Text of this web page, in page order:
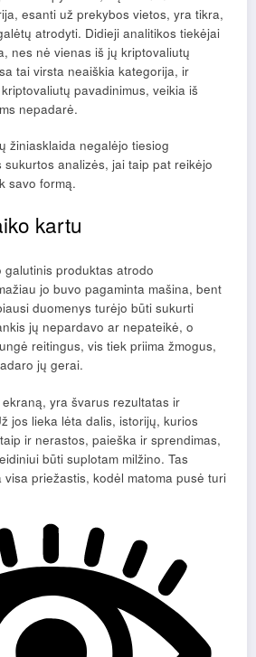
esanti už prekybos vietos, yra tikra,
atrodyti. Didieji analitikos tiekėjai
nes nė vienas iš jų kriptovaliutų
tai virsta neaiškia kategorija, ir
pavadinimus, veikia iš
nepadarė.
žiniasklaida negalėjo tiesiog
sukurtos analizės, jai taip pat reikėjo
savo formą.
kartu
galutinis produktas atrodo
jo buvo pagaminta mašina, bent
duomenys turėjo būti sukurti
jų nepardavo ar nepateikė, o
reitingus, vis tiek priima žmogus,
jų gerai.
yra švarus rezultatas ir
jos lieka lėta dalis, istorijų, kurios
ir nerastos, paieška ir sprendimas,
būti suplotam milžino. Tas
priežastis, kodėl matoma pusė turi